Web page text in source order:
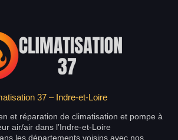
37 – Indre-et-Loire
et réparation de climatisation et pompe à
air/air dans l’Indre-et-Loire
les départements voisins avec nos